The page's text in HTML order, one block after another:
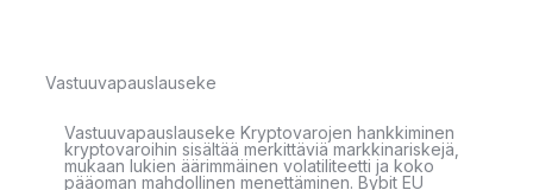
Vastuuvapauslauseke
Vastuuvapauslauseke Kryptovarojen hankkiminen
kryptovaroihin sisältää merkittäviä markkinariskejä,
mukaan lukien äärimmäinen volatiliteetti ja koko
pääoman mahdollinen menettäminen. Bybit EU